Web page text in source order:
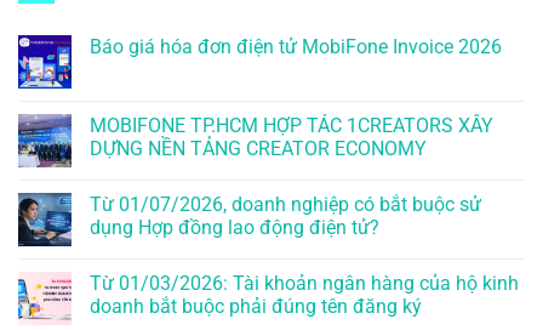
Báo giá hóa đơn điện tử MobiFone Invoice 2026
MOBIFONE TP.HCM HỢP TÁC 1CREATORS XÂY
DỰNG NỀN TẢNG CREATOR ECONOMY
Từ 01/07/2026, doanh nghiệp có bắt buộc sử
dụng Hợp đồng lao động điện tử?
Từ 01/03/2026: Tài khoản ngân hàng của hộ kinh
doanh bắt buộc phải đúng tên đăng ký